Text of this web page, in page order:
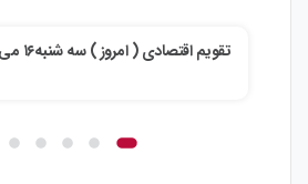
تقویم اقتصادی ( امروز ) سه شنبه۱۶ می ۲۰۲۳